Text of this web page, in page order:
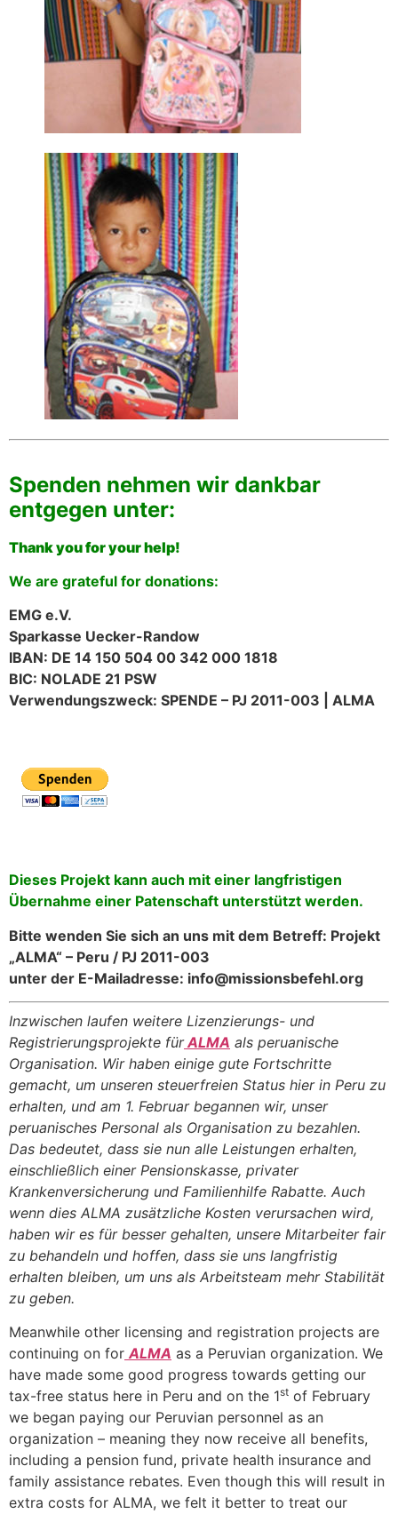
Spenden nehmen wir dankbar
entgegen unter:
Thank you for your help!
We are grateful for donations:
EMG e.V.
Sparkasse Uecker-Randow
IBAN: DE 14 150 504 00 342 000 1818
BIC: NOLADE 21 PSW
Verwendungszweck: SPENDE – PJ 2011-003 | ALMA
Dieses Projekt kann auch mit einer langfristigen
Übernahme einer Patenschaft unterstützt werden.
Bitte wenden Sie sich an uns mit dem Betreff: Projekt
„ALMA“ – Peru / PJ 2011-003
unter der E-Mailadresse: info@missionsbefehl.org
Inzwischen laufen weitere Lizenzierungs- und
Registrierungsprojekte fürALMA als peruanische
Organisation. Wir haben einige gute Fortschritte
gemacht, um unseren steuerfreien Status hier in Peru zu
erhalten, und am 1. Februar begannen wir, unser
peruanisches Personal als Organisation zu bezahlen.
Das bedeutet, dass sie nun alle Leistungen erhalten,
einschließlich einer Pensionskasse, privater
Krankenversicherung und Familienhilfe Rabatte. Auch
wenn dies ALMA zusätzliche Kosten verursachen wird,
haben wir es für besser gehalten, unsere Mitarbeiter fair
zu behandeln und hoffen, dass sie uns langfristig
erhalten bleiben, um uns als Arbeitsteam mehr Stabilität
zu geben.
Meanwhile other licensing and registration projects are
continuing on for ALMA as a Peruvian organization. We
have made some good progress towards getting our
tax-free status here in Peru and on the 1st of February
we began paying our Peruvian personnel as an
organization – meaning they now receive all benefits,
including a pension fund, private health insurance and
family assistance rebates. Even though this will result in
extra costs for ALMA, we felt it better to treat our